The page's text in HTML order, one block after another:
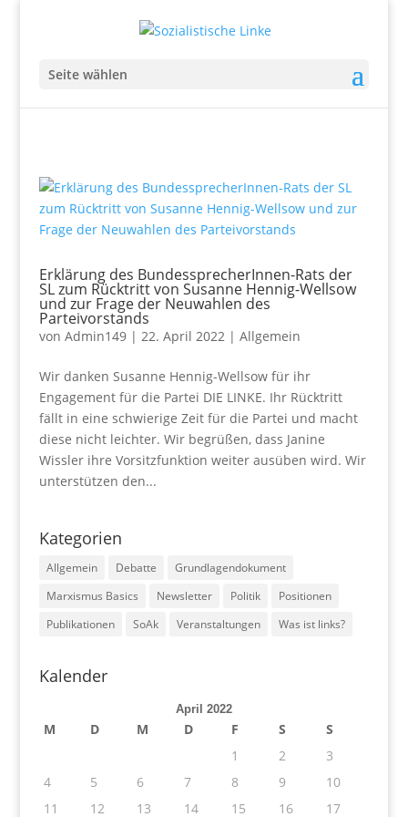
Seite wählen
Erklärung des BundessprecherInnen-Rats der
SL zum Rücktritt von Susanne Hennig-Wellsow
und zur Frage der Neuwahlen des
Parteivorstands
von Admin149| 22. April 2022| Allgemein
Wir danken Susanne Hennig-Wellsow für ihr
Engagement für die Partei DIE LINKE. Ihr Rücktritt
fällt in eine schwierige Zeit für die Partei und macht
diese nicht leichter. Wir begrüßen, dass Janine
Wissler ihre Vorsitzfunktion weiter ausüben wird. Wir
unterstützen den...
Kategorien
Allgemein Debatte
Grundlagendokument
Marxismus Basics
Newsletter Politik
Positionen
Publikationen
SoAk Veranstaltungen Was ist links?
Kalender
April 2022
M D M D F S
S
1
2
3
4
5 6 7 8 9
10
11
12 13 14 15 16 17